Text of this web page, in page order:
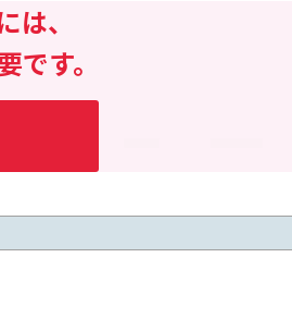
は、
です。